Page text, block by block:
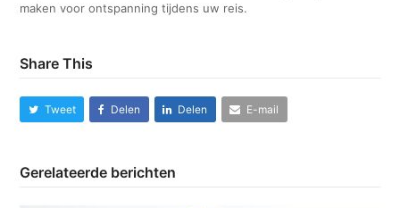
maken voor ontspanning tijdens uw reis.
Share This
Tweet Delen Delen E-mail
Gerelateerde berichten